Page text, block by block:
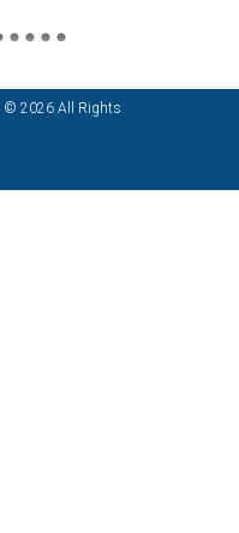
© 2026 All Rights